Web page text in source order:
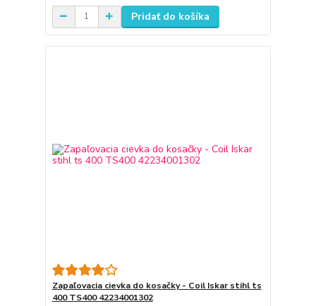
Pridať do košíka
Zapaľovacia cievka do kosačky - Coil Iskar stihl ts
400 TS400 42234001302